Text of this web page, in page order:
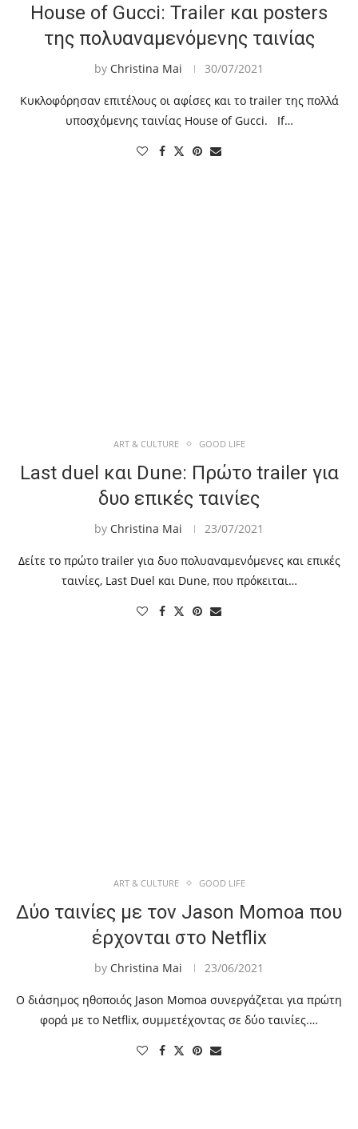
House of Gucci: Trailer και posters
της πολυαναμενόμενης ταινίας
by Christina Mai 30/07/2021
Κυκλοφόρησαν επιτέλους οι αφίσες και το trailer της πολλά
υποσχόμενης ταινίας House of Gucci. If…
ART & CULTURE GOOD LIFE
Last duel και Dune: Πρώτο trailer για
δυο επικές ταινίες
by Christina Mai 23/07/2021
Δείτε το πρώτο trailer για δυο πολυαναμενόμενες και επικές
ταινίες, Last Duel και Dune, που πρόκειται…
ART & CULTURE GOOD LIFE
Δύο ταινίες με τον Jason Momoa που
έρχονται στο Netflix
by Christina Mai 23/06/2021
Ο διάσημος ηθοποιός Jason Momoa συνεργάζεται για πρώτη
φορά με το Netflix, συμμετέχοντας σε δύο ταινίες.…